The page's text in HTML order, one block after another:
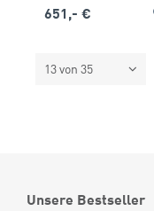
651,- €
13 von 35 10
Unsere Bestseller